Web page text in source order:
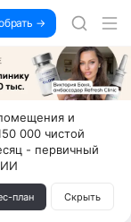
→
режут,
в первый же год
и
000 чистой
- первичный
ИИ
план Скрыть